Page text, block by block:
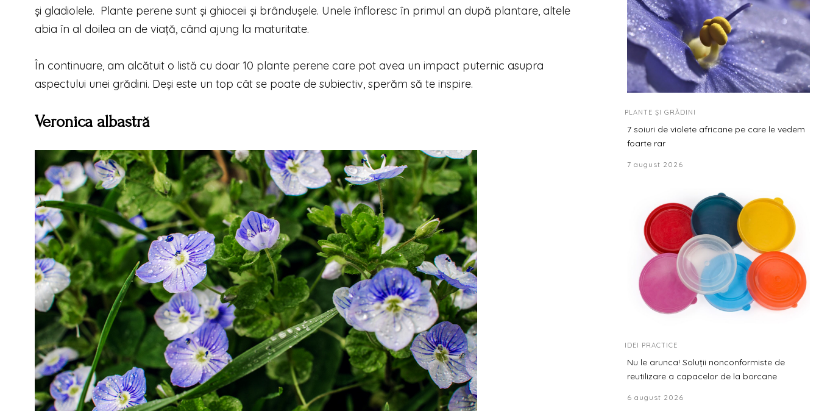
și gladiolele. Plante perene sunt și ghioceii și brândușele. Unele înfloresc în primul an după plantare, altele
abia în al doilea an de viață, când ajung la maturitate.
În continuare, am alcătuit o listă cu doar 10 plante perene care pot avea un impact puternic asupra
aspectului unei grădini. Deși este un top cât se poate de subiectiv, sperăm să te inspire.
Veronica albastră PLANTE ȘI GRĂDINI
7 soiuri de violete africane pe care le vedem
foarte rar
7 august 2026
IDEI PRACTICE
Nu le arunca! Soluții nonconformiste de
reutilizare a capacelor de la borcane
6 august 2026